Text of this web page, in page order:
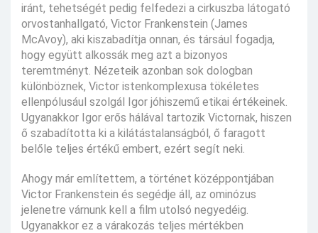
iránt, tehetségét pedig felfedezi a cirkuszba látogató
orvostanhallgató, Victor Frankenstein (James
McAvoy), aki kiszabadítja onnan, és társául fogadja,
hogy együtt alkossák meg azt a bizonyos
teremtményt. Nézeteik azonban sok dologban
különböznek, Victor istenkomplexusa tökéletes
ellenpólusául szolgál Igor jóhiszemű etikai értékeinek.
Ugyanakkor Igor erős hálával tartozik Victornak, hiszen
ő szabadította ki a kilátástalanságból, ő faragott
belőle teljes értékű embert, ezért segít neki.
Ahogy már említettem, a történet középpontjában
Victor Frankenstein és segédje áll, az ominózus
jelenetre várnunk kell a film utolsó negyedéig.
Ugyanakkor ez a várakozás teljes mértékben